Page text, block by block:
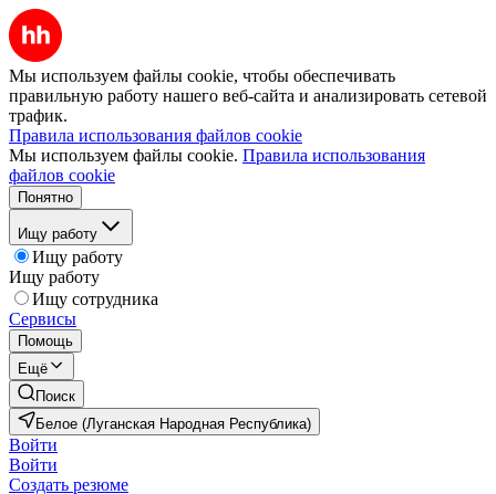
Мы используем файлы cookie, чтобы обеспечивать
правильную работу нашего веб-сайта и анализировать сетевой
трафик.
Правила использования файлов cookie
Мы используем файлы cookie. Правила использования
файлов cookie
Понятно
Ищу работу
Ищу работу
Ищу работу
Ищу сотрудника
Сервисы
Помощь
Ещё
Поиск
Белое (Луганская Народная Республика)
Войти
Войти
Создать резюме